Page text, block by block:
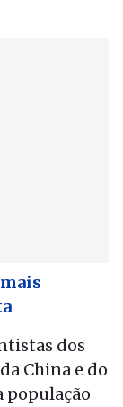
dos
China e do
população